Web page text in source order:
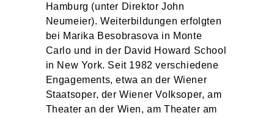
Hamburg (unter Direktor John
Neumeier). Weiterbildungen erfolgten
bei Marika Besobrasova in Monte
Carlo und in der David Howard School
in New York. Seit 1982 verschiedene
Engagements, etwa an der Wiener
Staatsoper, der Wiener Volksoper, am
Theater an der Wien, am Theater am